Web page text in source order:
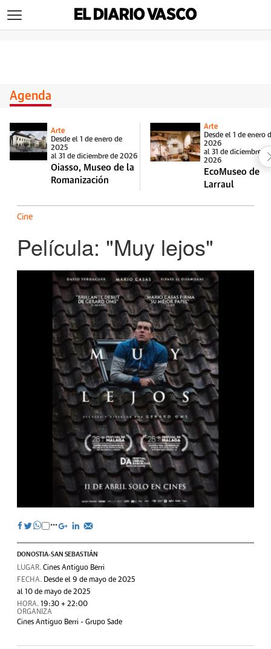
Agenda
Arte
Desde el 1 de enero de
2025
al 31 de diciembre de 2026
Oiasso, Museo de la
Romanización
Arte
Desde el 1 de enero
2026
al 31 de diciembre de
2026
EcoMuseo de
Larraul
Cine
Película: "Muy lejos"
DONOSTIA-SAN SEBASTIÁN
LUGAR. Cines Antiguo Berri
FECHA. Desde el 9 de mayo de 2025
al 10 de mayo de 2025
HORA. 19:30 + 22:00
ORGANIZA
Cines Antiguo Berri - Grupo Sade